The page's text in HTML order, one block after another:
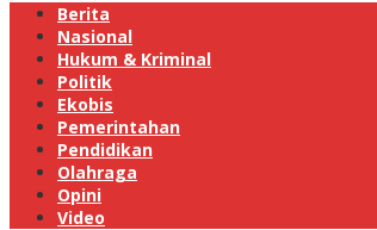
Berita
Nasional
Hukum & Kriminal
Politik
Ekobis
Pemerintahan
Pendidikan
Olahraga
Opini
Video